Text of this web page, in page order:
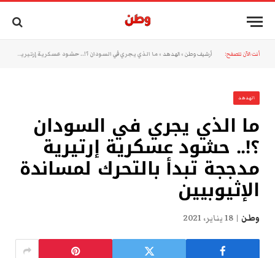
أنت الآن تتصفح: أرشيف وطن »الهدهد »ما الذي يجري في السودان ؟!.. حشود عسكرية إرتيرية مدججة تبدأ بالتحرك لمساندة الإثيوبيين
الهدهد
ما الذي يجري في السودان
؟!.. حشود عسكرية إرتيرية
مدججة تبدأ بالتحرك لمساندة
الإثيوبيين
وطن 18 يناير، 2021